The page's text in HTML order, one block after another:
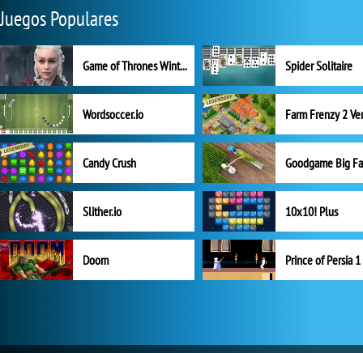
Juegos Populares
Game of Thrones Winter is Coming Spider Solitaire
Wordsoccer.io
Candy Crush Goodgame Big
Slither.io 10x10! Plus
Doom Prince of Persia 1